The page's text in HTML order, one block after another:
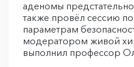
аденомы
также провёл сессию
параметрам
модератором живой
выполнил профессор